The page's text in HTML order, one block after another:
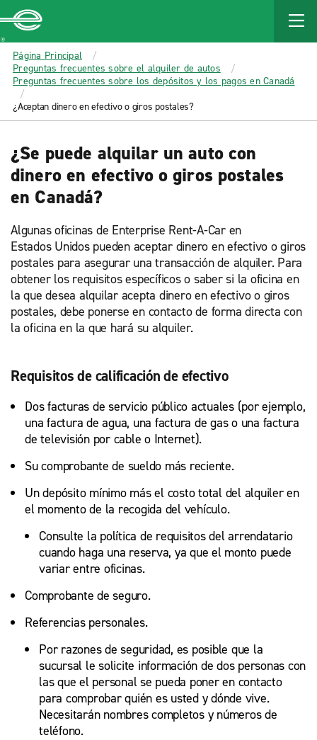
MAIN
CONTENT
Enterprise
Página Principal
Preguntas frecuentes sobre el alquiler de autos
Preguntas frecuentes sobre los depósitos y los pagos en Canadá
¿Aceptan dinero en efectivo o giros postales?
¿Se puede alquilar un auto con
dinero en efectivo o giros postales
en Canadá?
Algunas oficinas de Enterprise Rent-A-Car en
Estados Unidos pueden aceptar dinero en efectivo o giros
postales para asegurar una transacción de alquiler. Para
obtener los requisitos específicos o saber si la oficina en
la que desea alquilar acepta dinero en efectivo o giros
postales, debe ponerse en contacto de forma directa con
la oficina en la que hará su alquiler.
Requisitos de calificación de efectivo
Dos facturas de servicio público actuales (por ejemplo,
una factura de agua, una factura de gas o una factura
de televisión por cable o Internet).
Su comprobante de sueldo más reciente.
Un depósito mínimo más el costo total del alquiler en
el momento de la recogida del vehículo.
Consulte la política de requisitos del arrendatario
cuando haga una reserva, ya que el monto puede
variar entre oficinas.
Comprobante de seguro.
Referencias personales.
Por razones de seguridad, es posible que la
sucursal le solicite información de dos personas con
las que el personal se pueda poner en contacto
para comprobar quién es usted y dónde vive.
Necesitarán nombres completos y números de
teléfono.